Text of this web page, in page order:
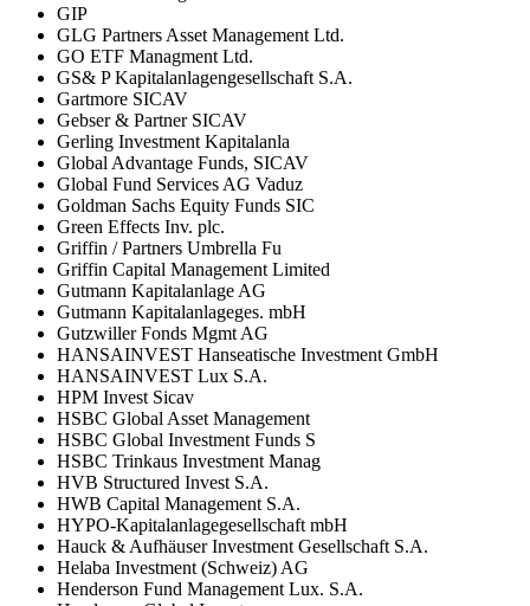
GIP
GLG Partners Asset Management Ltd.
GO ETF Managment Ltd.
GS& P Kapitalanlagengesellschaft S.A.
Gartmore SICAV
Gebser & Partner SICAV
Gerling Investment Kapitalanla
Global Advantage Funds, SICAV
Global Fund Services AG Vaduz
Goldman Sachs Equity Funds SIC
Green Effects Inv. plc.
Griffin / Partners Umbrella Fu
Griffin Capital Management Limited
Gutmann Kapitalanlage AG
Gutmann Kapitalanlageges. mbH
Gutzwiller Fonds Mgmt AG
HANSAINVEST Hanseatische Investment GmbH
HANSAINVEST Lux S.A.
HPM Invest Sicav
HSBC Global Asset Management
HSBC Global Investment Funds S
HSBC Trinkaus Investment Manag
HVB Structured Invest S.A.
HWB Capital Management S.A.
HYPO-Kapitalanlagegesellschaft mbH
Hauck & Aufhäuser Investment Gesellschaft S.A.
Helaba Investment (Schweiz) AG
Henderson Fund Management Lux. S.A.